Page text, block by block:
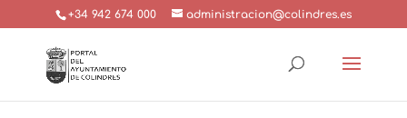
+34 942 674 000 administracion@colindres.es